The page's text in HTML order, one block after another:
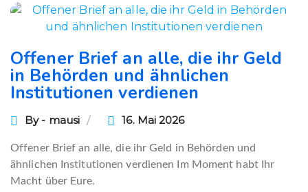
Offener Brief an alle, die ihr Geld
in Behörden und ähnlichen
Institutionen verdienen
By - mausi 16. Mai 2026
Offener Brief an alle, die ihr Geld in Behörden und
ähnlichen Institutionen verdienen Im Moment habt Ihr
Macht über Eure.